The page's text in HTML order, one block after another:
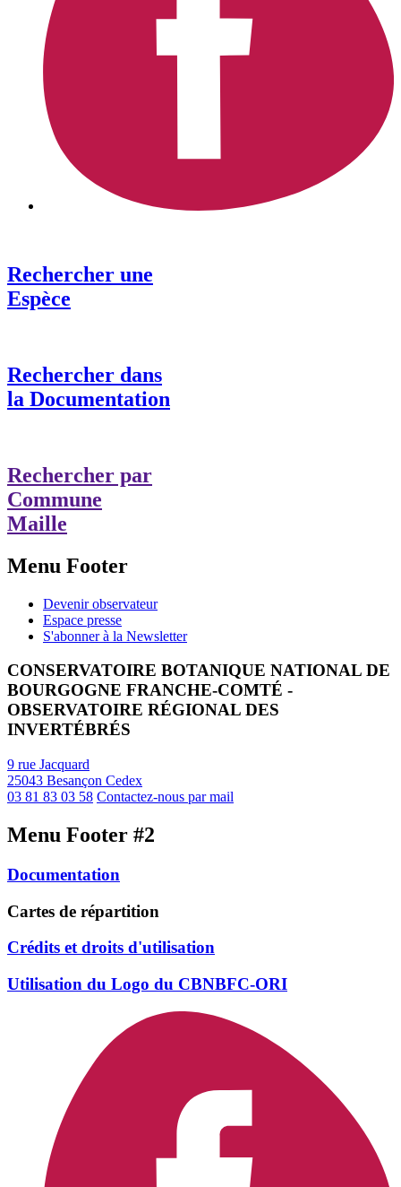
Rechercher une
Espèce
Rechercher dans
la Documentation
Rechercher par
Commune
Maille
Menu Footer
Devenir observateur
Espace presse
S'abonner à la Newsletter
CONSERVATOIRE BOTANIQUE NATIONAL DE
BOURGOGNE FRANCHE-COMTÉ -
OBSERVATOIRE RÉGIONAL DES
INVERTÉBRÉS
9 rue Jacquard
25043 Besançon Cedex
03 81 83 03 58 Contactez-nous par mail
Menu Footer #2
Documentation
Cartes de répartition
Crédits et droits d'utilisation
Utilisation du Logo du CBNBFC-ORI